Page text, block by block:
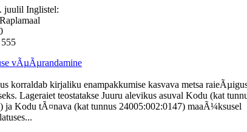
juulil Inglistel:
vÃµÃµrandamine
korraldab kirjaliku enampakkumise kasvava metsa
Lageraiet teostatakse Juuru alevikus asuval Kodu (kat
ja Kodu tÃ¤nava (kat tunnus 24005:002:0147) maaÃ¼ksusel